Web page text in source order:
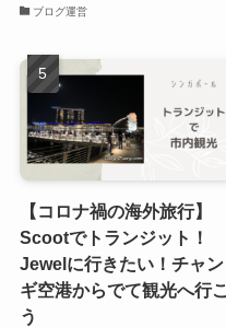
ブログ運営
【コロナ禍の海外旅行】
Scootでトランジット！
Jewelに行きたい！チャン
ギ空港からでて観光へ行こ
う